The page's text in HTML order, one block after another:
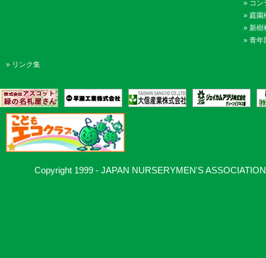
» コン
» 庭園
» 新樹
» 青年
» リンク集
Copyright 1999 - JAPAN NURSERYMEN'S